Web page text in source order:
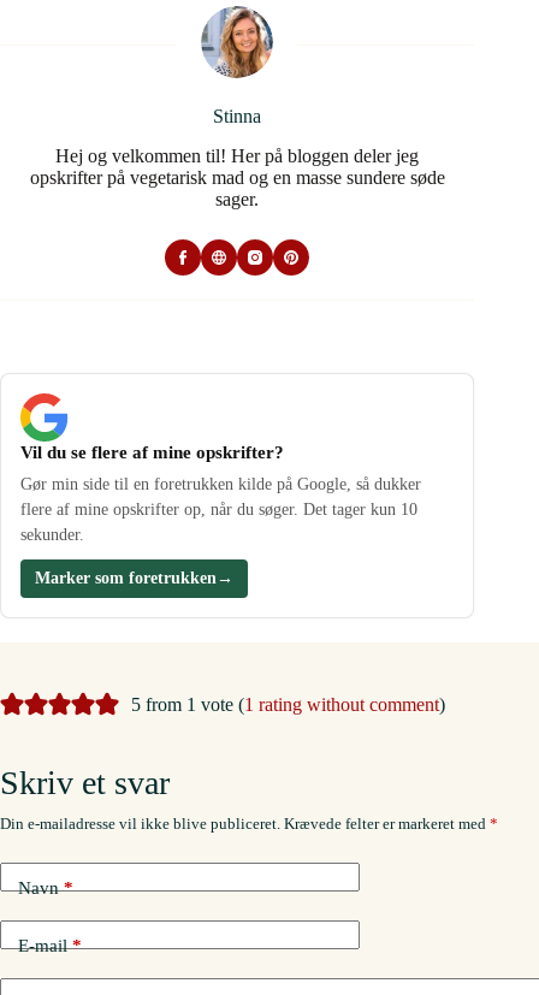
Stinna
Hej og velkommen til! Her på bloggen deler jeg
opskrifter på vegetarisk mad og en masse sundere søde
sager.
Vil du se flere af mine opskrifter?
Gør min side til en foretrukken kilde på Google, så dukker
flere af mine opskrifter op, når du søger. Det tager kun 10
sekunder.
Marker som foretrukken→
5 from 1 vote (1 rating without comment)
Skriv et svar
Din e-mailadresse vil ikke blive publiceret. Krævede felter er markeret med *
Navn*
E-mail*